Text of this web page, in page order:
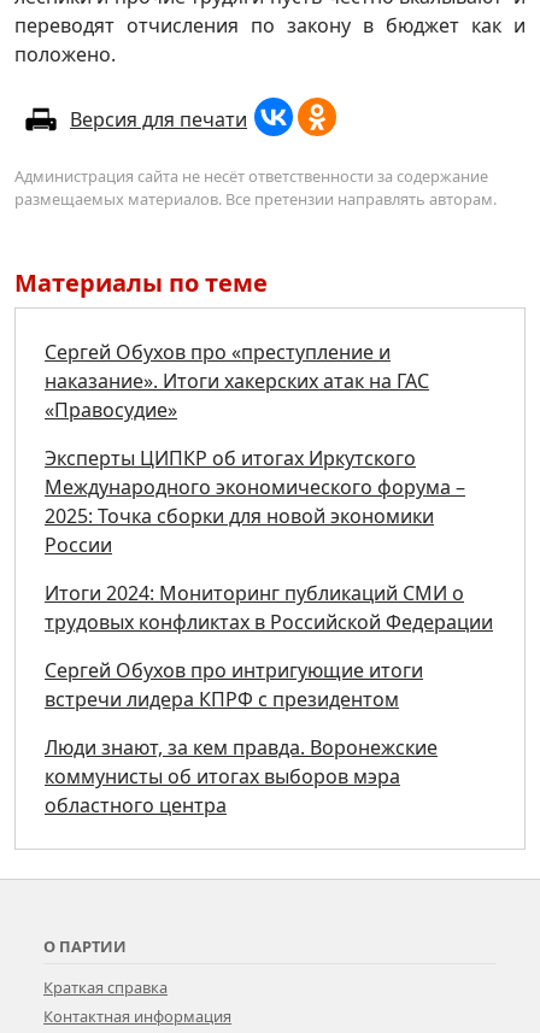
переводят отчисления по закону в бюджет как и
положено.
Версия для печати
Администрация сайта не несёт ответственности за содержание
размещаемых материалов. Все претензии направлять авторам.
Материалы по теме
Сергей Обухов про «преступление и
наказание». Итоги хакерских атак на ГАС
«Правосудие»
Эксперты ЦИПКР об итогах Иркутского
Международного экономического форума –
2025: Точка сборки для новой экономики
России
Итоги 2024: Мониторинг публикаций СМИ о
трудовых конфликтах в Российской Федерации
Сергей Обухов про интригующие итоги
встречи лидера КПРФ с президентом
Люди знают, за кем правда. Воронежские
коммунисты об итогах выборов мэра
областного центра
О ПАРТИИ
Краткая справка
Контактная информация